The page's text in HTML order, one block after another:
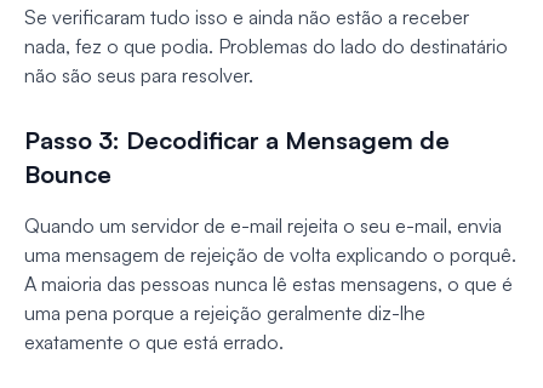
Se verificaram tudo isso e ainda não estão a receber
nada, fez o que podia. Problemas do lado do destinatário
não são seus para resolver.
Passo 3: Decodificar a Mensagem de
Bounce
Quando um servidor de e-mail rejeita o seu e-mail, envia
uma mensagem de rejeição de volta explicando o porquê.
A maioria das pessoas nunca lê estas mensagens, o que é
uma pena porque a rejeição geralmente diz-lhe
exatamente o que está errado.